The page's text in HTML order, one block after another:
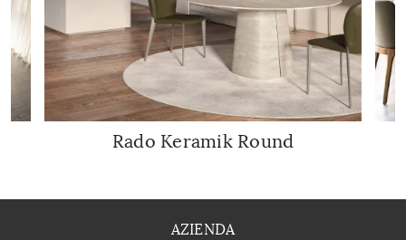
Rado Keramik Round
AZIENDA